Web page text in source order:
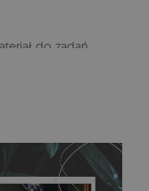
do zadań
ją zdjąć i
nie zajmuje